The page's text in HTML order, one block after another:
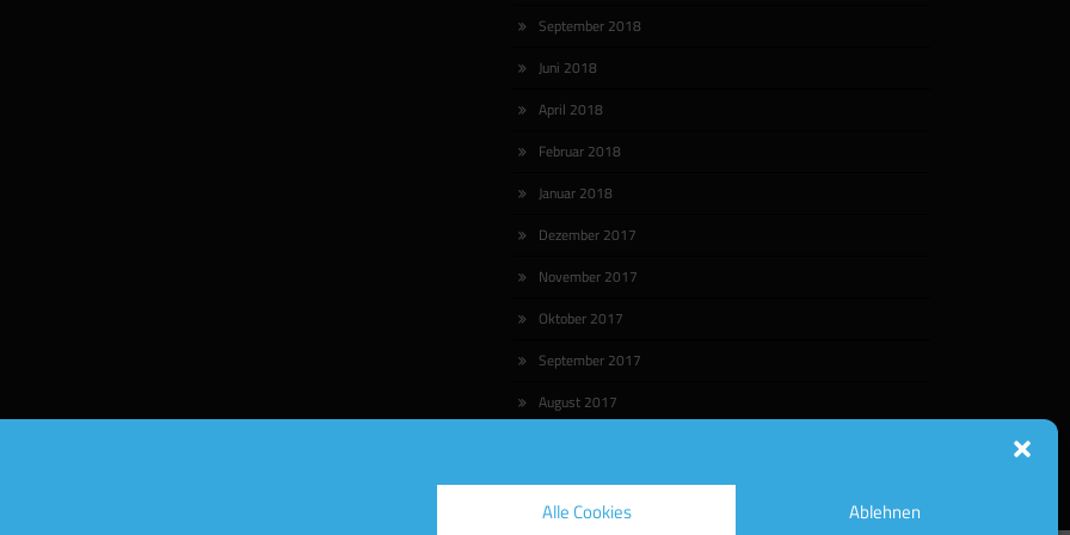
Alle Cookies Ablehnen
September 2018
Juni 2018
April 2018
Februar 2018
Januar 2018
Dezember 2017
November 2017
Oktober 2017
September 2017
August 2017